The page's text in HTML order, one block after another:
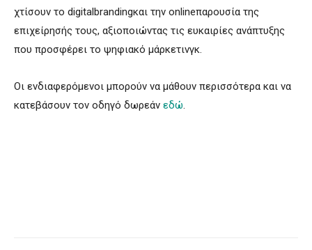
χτίσουν το digitalbrandingκαι την onlineπαρουσία της
επιχείρησής τους, αξιοποιώντας τις ευκαιρίες ανάπτυξης
που προσφέρει το ψηφιακό μάρκετινγκ.
Οι ενδιαφερόμενοι μπορούν να μάθουν περισσότερα και να
κατεβάσουν τον οδηγό δωρεάν εδώ